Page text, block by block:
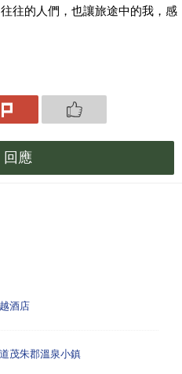
往的人們，也讓旅途中的我，感
回應
酒店
茂朱郡溫泉小鎮